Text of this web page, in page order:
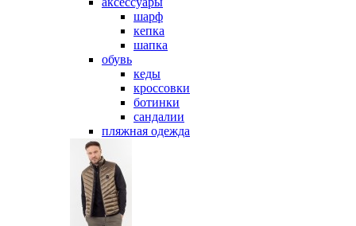
шарф
кепка
шапка
обувь
кеды
кроссовки
ботинки
сандалии
пляжная одежда